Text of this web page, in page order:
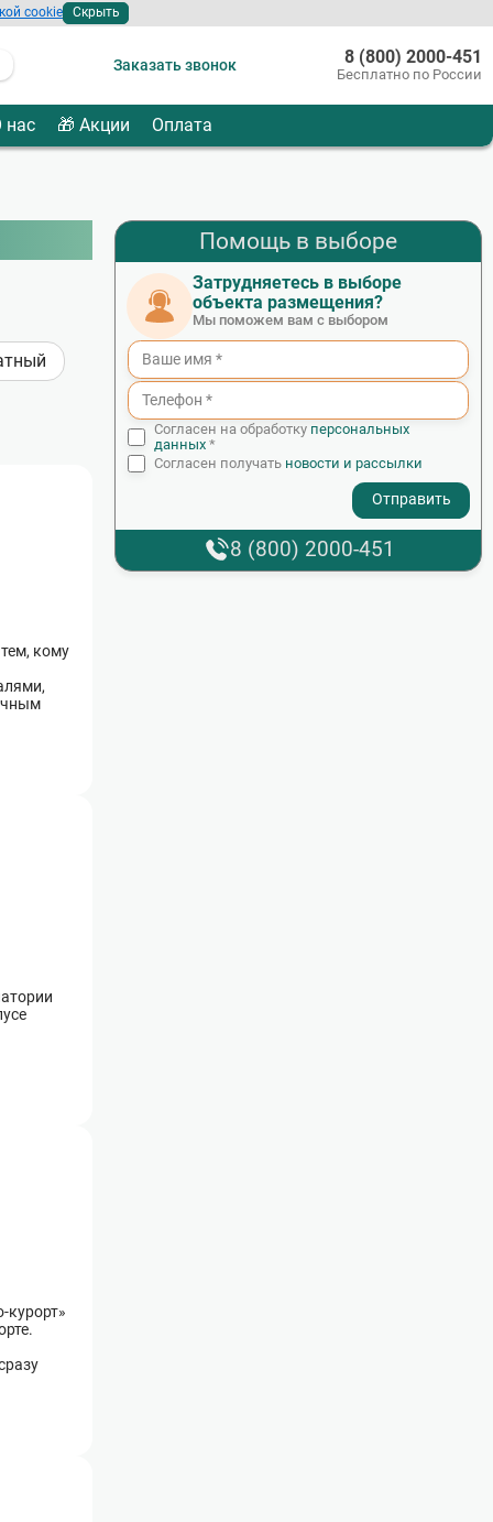
cookie Скрыть
Заказать звонок 8 (800) 2000-451
Бесплатно по России
нас 🎁 Акции Оплата
кому
курорт»
Помощь в выборе
Затрудняетесь в выборе
объекта размещения?
Мы поможем вам с выбором
Согласен на обработку персональных
данных*
Согласен получать новости и рассылки
8 (800) 2000-451